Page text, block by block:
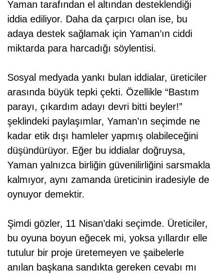
Yaman tarafından el altından desteklendiği
iddia ediliyor. Daha da çarpıcı olan ise, bu
adaya destek sağlamak için Yaman’ın ciddi
miktarda para harcadığı söylentisi.
Sosyal medyada yankı bulan iddialar, üreticiler
arasında büyük tepki çekti. Özellikle “Bastım
parayı, çıkardım adayı devri bitti beyler!”
şeklindeki paylaşımlar, Yaman’ın seçimde ne
kadar etik dışı hamleler yapmış olabileceğini
düşündürüyor. Eğer bu iddialar doğruysa,
Yaman yalnızca birliğin güvenilirliğini sarsmakla
kalmıyor, aynı zamanda üreticinin iradesiyle de
oynuyor demektir.
Şimdi gözler, 11 Nisan’daki seçimde. Üreticiler,
bu oyuna boyun eğecek mi, yoksa yıllardır elle
tutulur bir proje üretemeyen ve şaibelerle
anılan başkana sandıkta gereken cevabı mı